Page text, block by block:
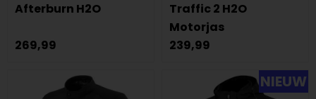
Afterburn H2O
269,99
Traffic 2 H2O
Motorjas
239,99
NIEUW